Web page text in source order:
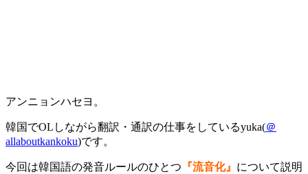
アンニョンハセヨ。
韓国でOLしながら翻訳・通訳の仕事をしているyuka(＠
allaboutkankoku)です。
今回は韓国語の発音ルールのひとつ 『流音化』 について説明